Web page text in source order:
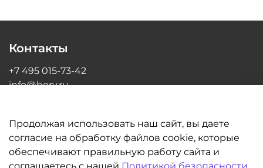
Информация
Контакты
+7 495 015-73-42
info@bory.ru
Продолжая использовать наш сайт, вы даете
согласие на обработку файлов cookie, которые
обеспечивают правильную работу сайта и